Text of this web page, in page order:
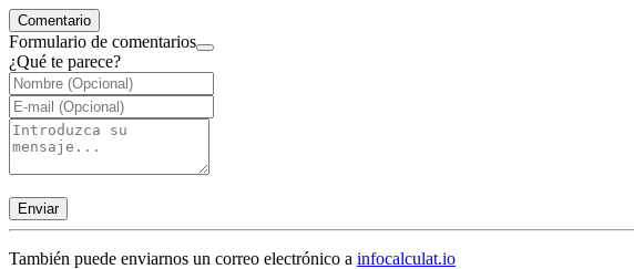
Comentario
Formulario de comentarios
¿Qué te parece?
Enviar
También puede enviarnos un correo electrónico a infocalculat.io